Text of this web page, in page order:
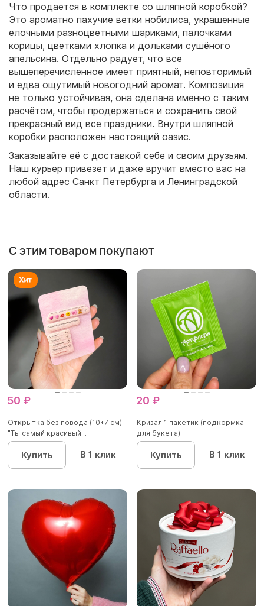
Что продается в комплекте со шляпной коробкой?
Это ароматно пахучие ветки нобилиса, украшенные
елочными разноцветными шариками, палочками
корицы, цветками хлопка и дольками сушёного
апельсина. Отдельно радует, что все
вышеперечисленное имеет приятный, неповторимый
и едва ощутимый новогодний аромат. Композиция
не только устойчивая, она сделана именно с таким
расчётом, чтобы продержаться и сохранить свой
прекрасный вид все праздники. Внутри шляпной
коробки расположен настоящий оазис.
Заказывайте её с доставкой себе и своим друзьям.
Наш курьер привезет и даже вручит вместо вас на
любой адрес Санкт Петербурга и Ленинградской
области.
С этим товаром покупают
50 ₽
Открытка без повода (10*7 см)
"Ты самый красивый...
Купить В 1 клик
20 ₽
Кризал 1 пакетик (подкормка
для букета)
Купить В 1 клик